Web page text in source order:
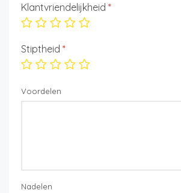
Klantvriendelijkheid *
Stiptheid *
Voordelen
Nadelen